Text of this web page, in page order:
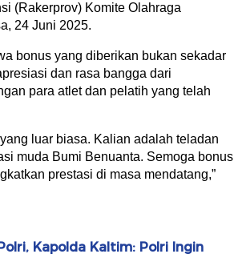
(Rakerprov) Komite Olahraga
24 Juni 2025.
bonus yang diberikan bukan sekadar
dan rasa bangga dari
para atlet dan pelatih yang telah
luar biasa. Kalian adalah teladan
muda Bumi Benuanta. Semoga bonus
prestasi di masa mendatang,”
Kapolda Kaltim: Polri Ingin